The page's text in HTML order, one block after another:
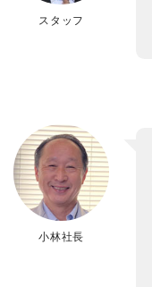
スタッフ
小林社長